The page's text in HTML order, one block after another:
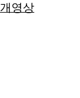
영상